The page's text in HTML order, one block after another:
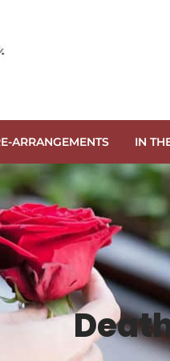
ARRANGEMENTS IN